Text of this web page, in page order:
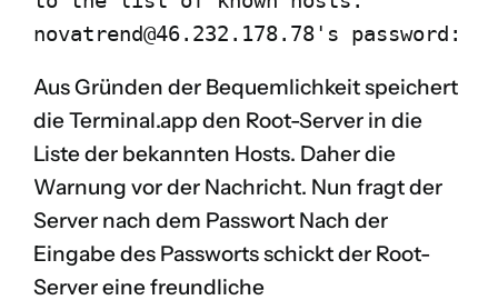
novatrend@46.232.178.78's password:
Aus Gründen der Bequemlichkeit speichert
die Terminal.app den Root-Server in die
Liste der bekannten Hosts. Daher die
Warnung vor der Nachricht. Nun fragt der
Server nach dem Passwort Nach der
Eingabe des Passworts schickt der Root-
Server eine freundliche